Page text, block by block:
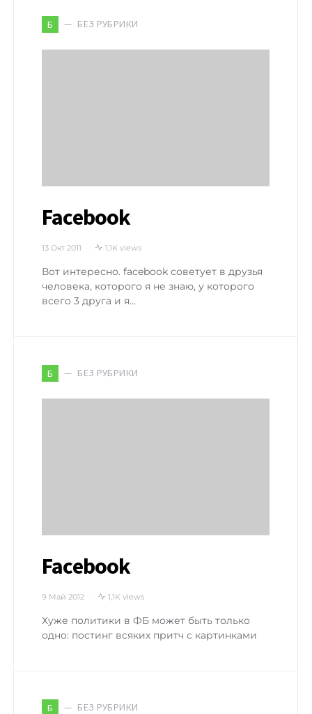
Б БЕЗ РУБРИКИ
Facebook
13 Окт 2011 1,1K views
Вот интересно. facebook советует в друзья
человека, которого я не знаю, у которого
всего 3 друга и я…
Б БЕЗ РУБРИКИ
Facebook
9 Май 2012 1,1K views
Хуже политики в ФБ может быть только
одно: постинг всяких притч с картинками
Б БЕЗ РУБРИКИ